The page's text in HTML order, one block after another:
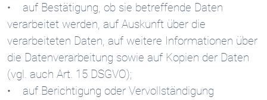
• auf Bestätigung, ob sie betreffende Daten
verarbeitet werden, auf Auskunft über die
verarbeiteten Daten, auf weitere Informationen über
die Datenverarbeitung sowie auf Kopien der Daten
(vgl. auch Art. 15 DSGVO);
• auf Berichtigung oder Vervollständigung